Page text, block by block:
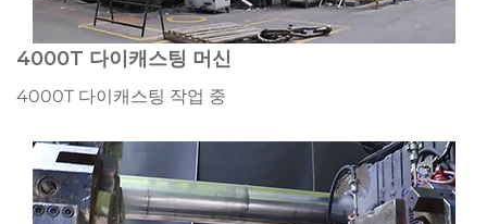
4000T 다이캐스팅 머신
4000T 다이캐스팅 작업 중